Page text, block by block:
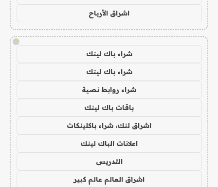
اشراق الأرباح
!
شراء باك لينك
شراء باك لينك
شراء روابط نصية
باقات باك لينك
اشراق لنك، شراء باكلينكات
اعلانات الباك لينك
التدريس
اشراق العالم عالم كبير